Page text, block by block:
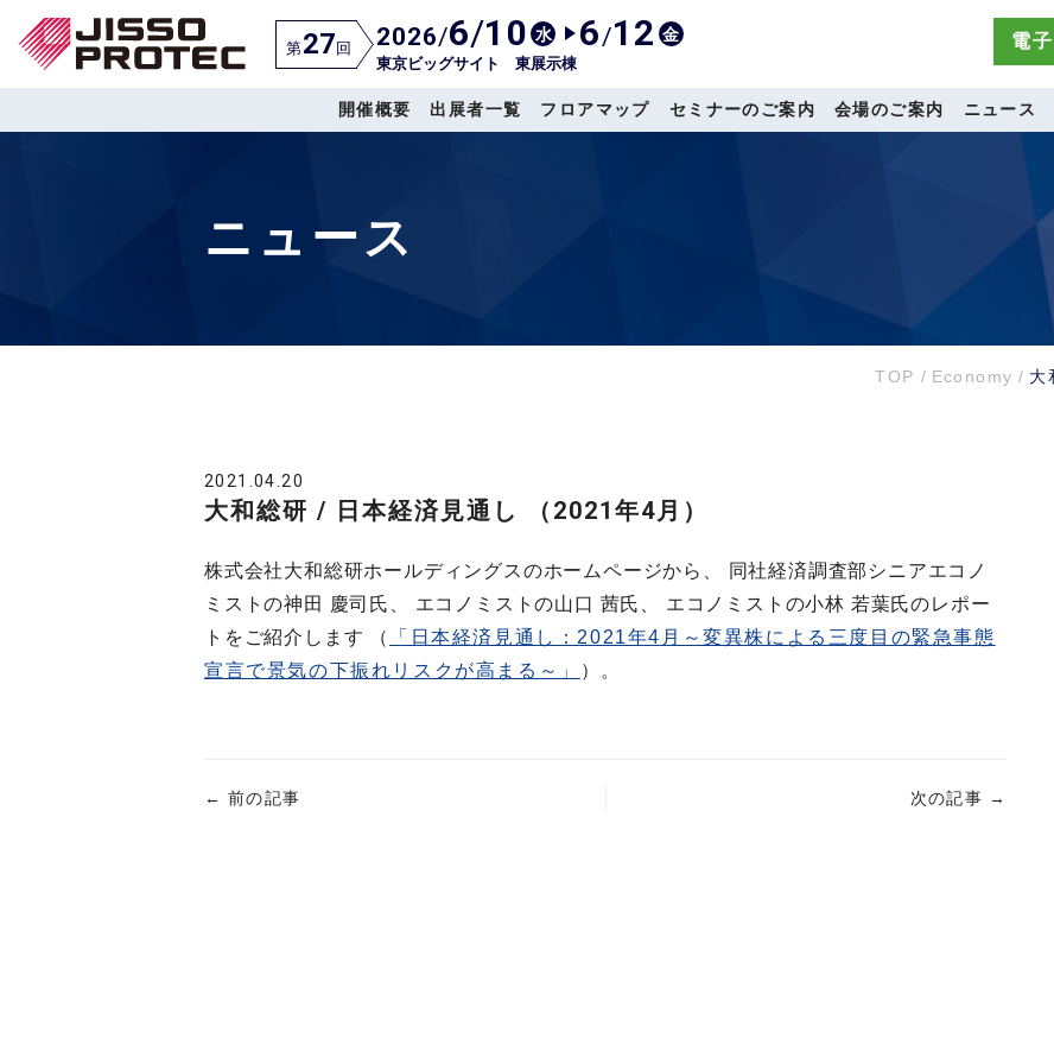
第27回 2026/6/10 水 6/12 金
東京ビッグサイト 東展示棟
電
開催概要 出展者一覧 フロアマップ セミナーのご案内 会場のご案内 ニュース
ニュース
TOP / Economy / 大
2021.04.20
大和総研 / 日本経済見通し （2021年4月）
株式会社大和総研ホールディングスのホームページから、 同社経済調査部シニアエコノ
ミストの神田 慶司氏、 エコノミストの山口 茜氏、 エコノミストの小林 若葉氏のレポー
トをご紹介します （
「日本経済見通し：2021年4月～変異株による三度目の緊急事態
宣言で景気の下振れリスクが高まる～」
）。
← 前の記事 次の記事 →